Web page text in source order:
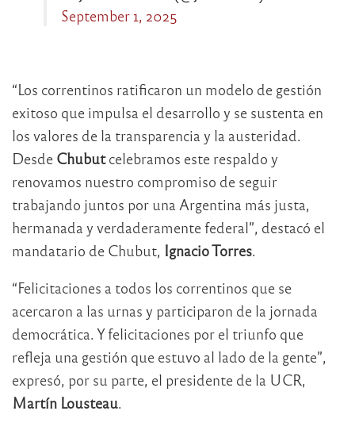
September 1, 2025
“Los correntinos ratificaron un modelo de gestión
exitoso que impulsa el desarrollo y se sustenta en
los valores de la transparencia y la austeridad.
Desde Chubutcelebramos este respaldo y
renovamos nuestro compromiso de seguir
trabajando juntos por una Argentina más justa,
hermanada y verdaderamente federal”, destacó el
mandatario de Chubut, Ignacio Torres.
“Felicitaciones a todos los correntinos que se
acercaron a las urnas y participaron de la jornada
democrática. Y felicitaciones por el triunfo que
refleja una gestión que estuvo al lado de la gente”,
expresó, por su parte, el presidente de la UCR,
Martín Lousteau.